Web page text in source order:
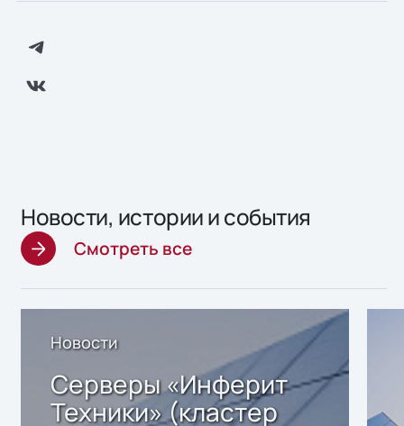
Новости, истории и события
Смотреть все
Новости
Серверы «Инферит
Техники» (кластер